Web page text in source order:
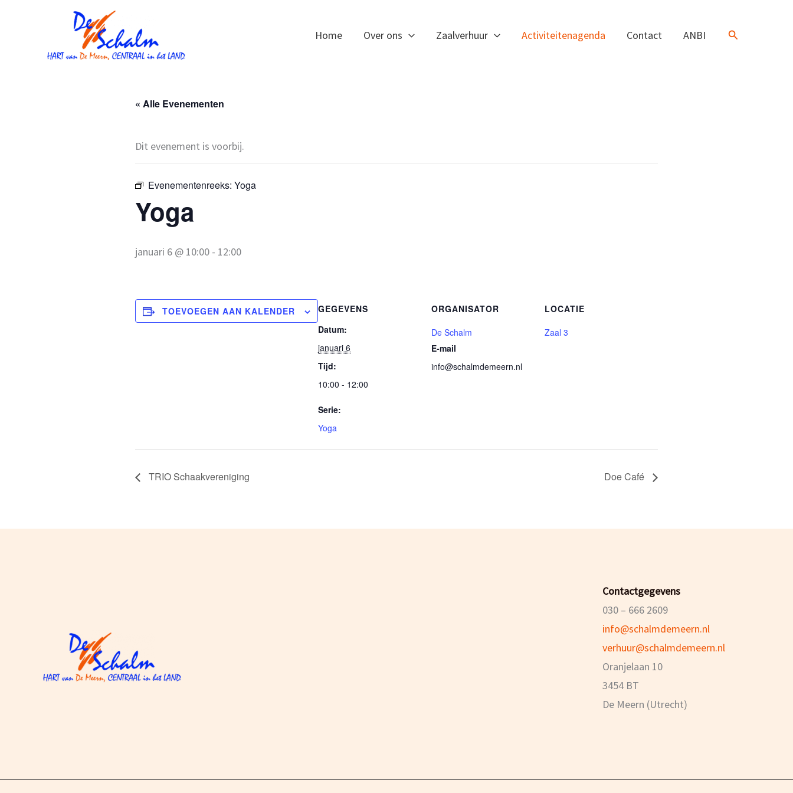
Home Over ons Zaalverhuur Activiteitenagenda Contact ANBI Zoeken
« Alle Evenementen
Dit evenement is voorbij.
Evenementenreeks: Yoga
Yoga
januari 6 @ 10:00 - 12:00
TOEVOEGEN AAN KALENDER
GEGEVENS
Datum:
januari 6
Tijd:
10:00 - 12:00
Serie:
Yoga
ORGANISATOR
De Schalm
E-mail
info@schalmdemeern.nl
LOCATIE
Zaal 3
TRIO Schaakvereniging Doe Café
Contactgegevens
030 – 666 2609
info@schalmdemeern.nl
verhuur@schalmdemeern.nl
Oranjelaan 10
3454 BT
De Meern (Utrecht)